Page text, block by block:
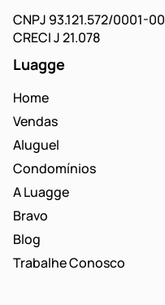
CNPJ 93.121.572/0001-00
CRECI J 21.078
Luagge
Home
Vendas
Aluguel
Condomínios
A Luagge
Bravo
Blog
Trabalhe Conosco